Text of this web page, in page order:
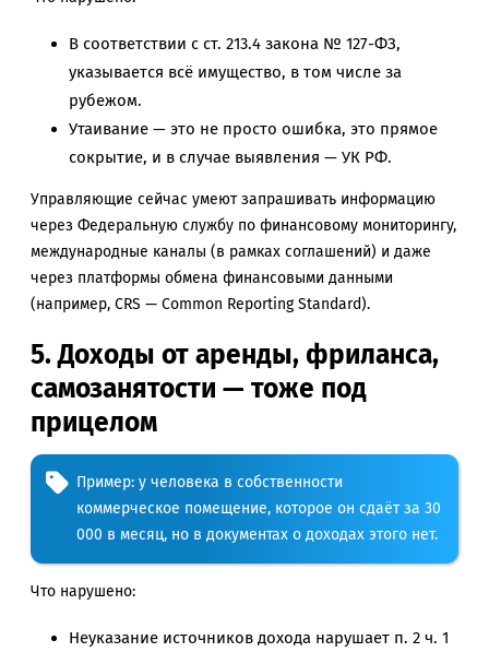
В соответствии с ст. 213.4 закона № 127-ФЗ,
указывается всё имущество, в том числе за
рубежом.
Утаивание — это не просто ошибка, это прямое
сокрытие, и в случае выявления — УК РФ.
Управляющие сейчас умеют запрашивать информацию
через Федеральную службу по финансовому мониторингу,
международные каналы (в рамках соглашений) и даже
через платформы обмена финансовыми данными
(например, CRS — Common Reporting Standard).
5. Доходы от аренды, фриланса,
самозанятости — тоже под
прицелом
Пример: у человека в собственности
коммерческое помещение, которое он сдаёт за 30
000 в месяц, но в документах о доходах этого нет.
Что нарушено:
Неуказание источников дохода нарушает п. 2 ч. 1